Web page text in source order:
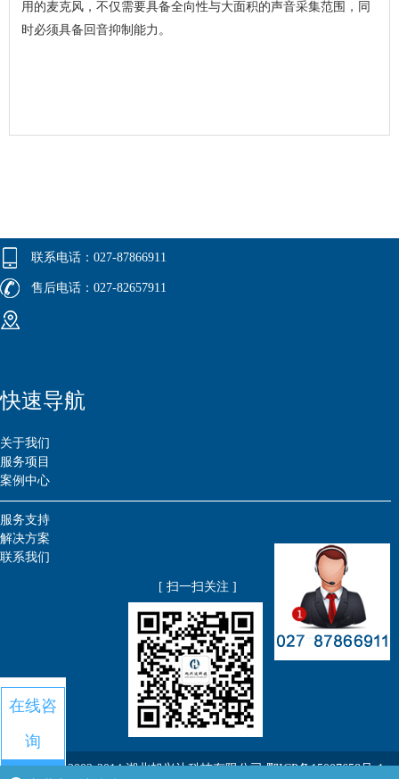
用的麦克风，不仅需要具备全向性与大面积的声音采集范围，同
时必须具备回音抑制能力。
在线咨
询
联系电话：027-87866911
售后电话：027-82657911
快速导航
关于我们
服务项目
案例中心
服务支持
解决方案
联系我们
[ 扫一扫关注 ]
版权所有 ©2002-2014 湖北旭兴达科技有限公司鄂ICP备15007658号-1​